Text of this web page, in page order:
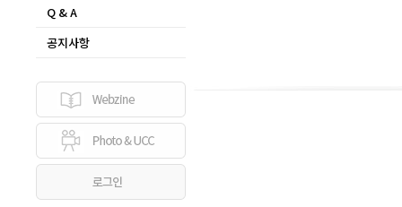
Q & A
공지사항